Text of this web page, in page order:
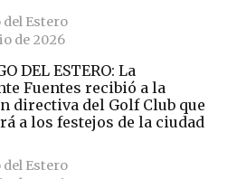
Estero
de 2026
DEL ESTERO: La
Fuentes recibió a la
directiva del Golf Club que
a los festejos de la ciudad
Estero